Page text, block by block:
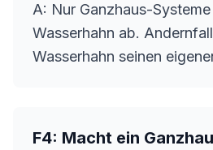
A: Nur Ganzhaus-
Wasserhahn ab.
Wasserhahn seinen
F4: Macht ein